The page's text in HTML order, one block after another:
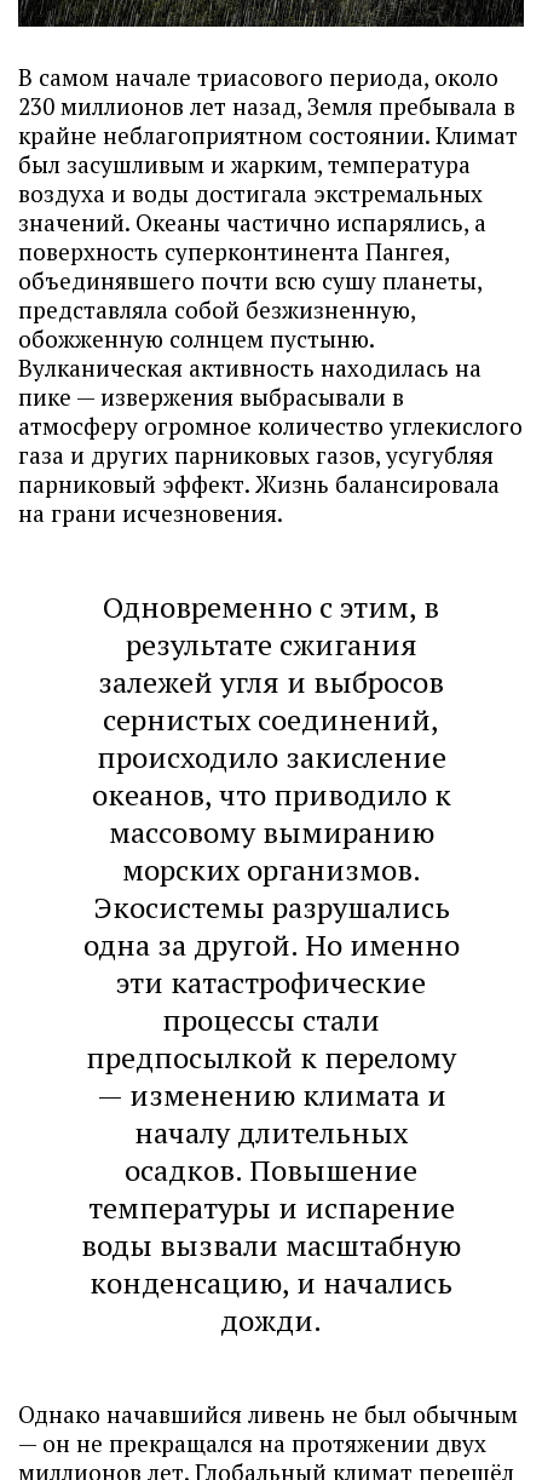
В самом начале триасового периода, около
230 миллионов лет назад, Земля пребывала в
крайне неблагоприятном состоянии. Климат
был засушливым и жарким, температура
воздуха и воды достигала экстремальных
значений. Океаны частично испарялись, а
поверхность суперконтинента Пангея,
объединявшего почти всю сушу планеты,
представляла собой безжизненную,
обожженную солнцем пустыню.
Вулканическая активность находилась на
пике — извержения выбрасывали в
атмосферу огромное количество углекислого
газа и других парниковых газов, усугубляя
парниковый эффект. Жизнь балансировала
на грани исчезновения.
Одновременно с этим, в
результате сжигания
залежей угля и выбросов
сернистых соединений,
происходило закисление
океанов, что приводило к
массовому вымиранию
морских организмов.
Экосистемы разрушались
одна за другой. Но именно
эти катастрофические
процессы стали
предпосылкой к перелому
— изменению климата и
началу длительных
осадков. Повышение
температуры и испарение
воды вызвали масштабную
конденсацию, и начались
дожди.
Однако начавшийся ливень не был обычным
— он не прекращался на протяжении двух
миллионов лет. Глобальный климат перешёл